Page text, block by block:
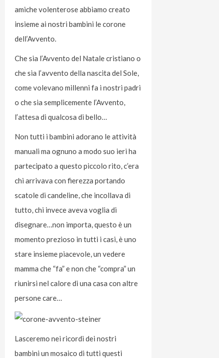
amiche volenterose abbiamo creato
insieme ai nostri bambini le corone
dell’Avvento.
Che sia l’Avvento del Natale cristiano o
che sia l’avvento della nascita del Sole,
come volevano millenni fa i nostri padri
o che sia semplicemente l’Avvento,
l’attesa di qualcosa di bello…
Non tutti i bambini adorano le attività
manuali ma ognuno a modo suo ieri ha
partecipato a questo piccolo rito, c’era
chi arrivava con fierezza portando
scatole di candeline, che incollava di
tutto, chi invece aveva voglia di
disegnare…non importa, questo è un
momento prezioso in tutti i casi, è uno
stare insieme piacevole, un vedere
mamma che “fa” e non che “compra” un
riunirsi nel calore di una casa con altre
persone care…
Lasceremo nei ricordi dei nostri
bambini un mosaico di tutti questi